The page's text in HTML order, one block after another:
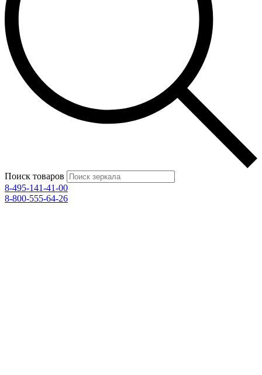
Поиск товаров
8-495-141-41-00
8-800-555-64-26